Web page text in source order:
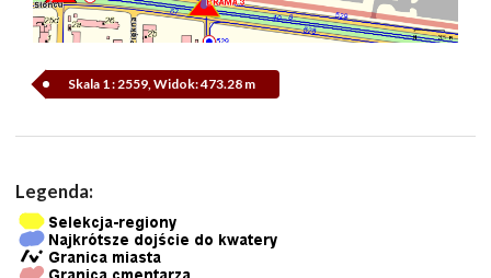
Skala 1 : 2559, Widok: 473.28 m
Legenda: